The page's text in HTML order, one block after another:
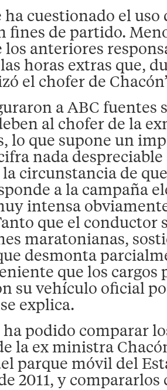
ha cuestionado el uso
fines de partido.
anteriores
horas extras que,
el chofer de
a ABC fuentes
al chofer de la
lo que supone un
nada
la circunstancia de
a la campaña
intensa
que el conductor
maratonianas,
desmonta
que los cargos
su vehículo oficial
explica.
ha podido comparar
la ex ministra
parque móvil del
2011, y compararlos